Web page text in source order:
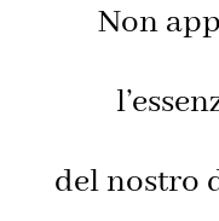
Non
del nostro